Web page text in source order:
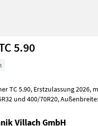
5.90
2026, mit 6-Zylinder-
Villach GmbH